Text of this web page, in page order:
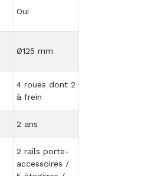
Oui
Ø125 mm
4 roues dont 2
à frein
2 ans
2 rails porte-
accessoires /